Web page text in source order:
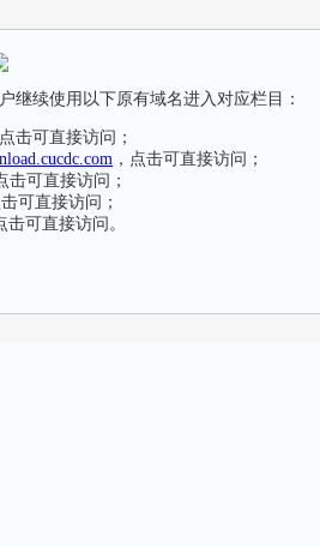
继续使用以下原有域名进入对应栏目：
点击可直接访问；
，点击可直接访问；
击可直接访问；
击可直接访问；
击可直接访问。